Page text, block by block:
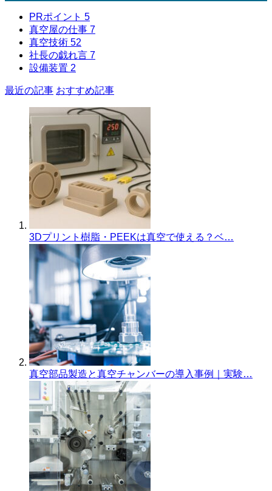
PRポイント 5
真空屋の仕事 7
真空技術 52
社長の戯れ言 7
設備装置 2
最近の記事 おすすめ記事
3Dプリント樹脂・PEEKは真空で使える？ベ…
真空部品製造と真空チャンバーの導入事例｜実験…